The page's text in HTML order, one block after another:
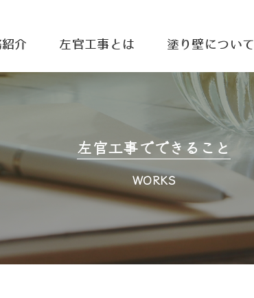
介 左官工事とは 塗り壁について
左官工事でできること
WORKS